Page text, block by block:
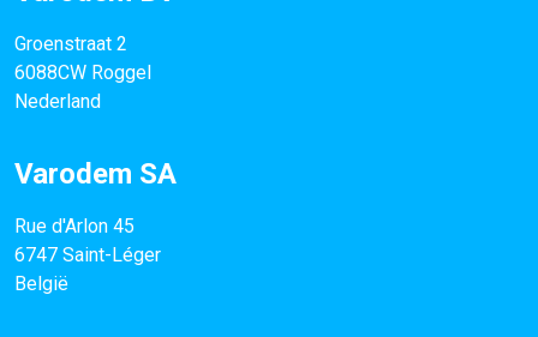
Groenstraat 2
6088CW Roggel
Nederland
Varodem SA
Rue d'Arlon 45
6747 Saint-Léger
België